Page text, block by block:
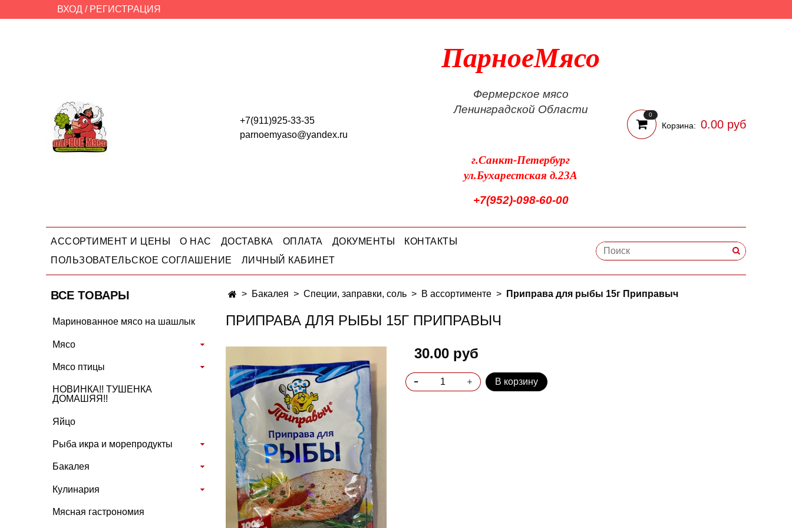
ВХОД / РЕГИСТРАЦИЯ
+7(911)925-33-35
parnoemyaso@yandex.ru
ПарноеМясо
Фермерское мясо
Ленинградской Области
г.Санкт-Петербург
ул.Бухарестская д.23А
+7(952)-098-60-00
0
Корзина: 0.00 руб
АССОРТИМЕНТ И ЦЕНЫ О НАС ДОСТАВКА ОПЛАТА ДОКУМЕНТЫ
КОНТАКТЫ
ПОЛЬЗОВАТЕЛЬСКОЕ СОГЛАШЕНИЕ
ЛИЧНЫЙ КАБИНЕТ
Бакалея Специи, заправки, соль В ассортименте Приправа для рыбы 15г Приправыч
ПРИПРАВА ДЛЯ РЫБЫ 15Г ПРИПРАВЫЧ
30.00 руб
В корзину
ВСЕ ТОВАРЫ
Маринованное мясо на шашлык
Мясо
Мясо птицы
НОВИНКА!! ТУШЕНКА
ДОМАШЯЯ!!
Яйцо
Рыба икра и морепродукты
Бакалея
Кулинария
Мясная гастрономия